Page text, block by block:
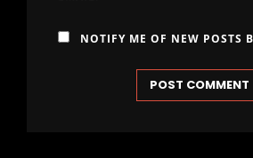
NOTIFY ME OF NEW POSTS